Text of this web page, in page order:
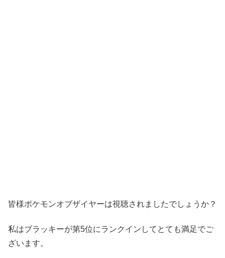
皆様ポケモンオブザイヤーは視聴されましたでしょうか？
私はブラッキーが第5位にランクインしてとても満足でご
ざいます。